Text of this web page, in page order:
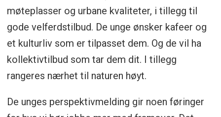
møteplasser og urbane kvaliteter, i tillegg til
gode velferdstilbud. De unge ønsker kafeer og
et kulturliv som er tilpasset dem. Og de vil ha
kollektivtilbud som tar dem dit. I tillegg
rangeres nærhet til naturen høyt.
De unges perspektivmelding gir noen føringer